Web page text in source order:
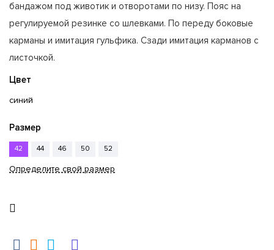
бандажом под животик и отворотами по низу. Пояс на
регулируемой резинке со шлевками. По переду боковые
карманы и имитация гульфика. Сзади имитация карманов с
листочкой.
Цвет
синий
Размер
42 44 46 50 52
Определите свой размер